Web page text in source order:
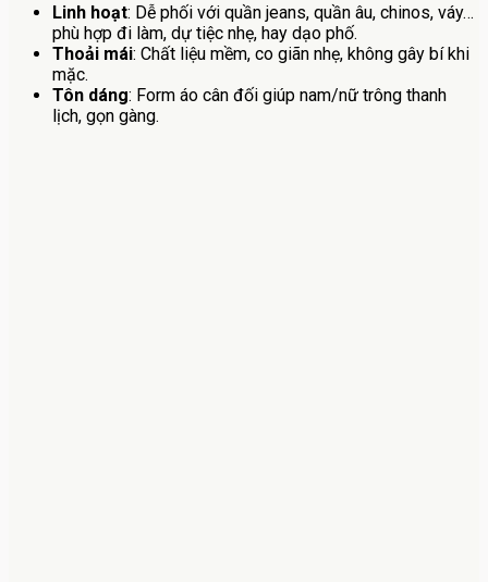
Linh hoạt: Dễ phối với quần jeans, quần âu, chinos, váy…
phù hợp đi làm, dự tiệc nhẹ, hay dạo phố.
Thoải mái: Chất liệu mềm, co giãn nhẹ, không gây bí khi
mặc.
Tôn dáng: Form áo cân đối giúp nam/nữ trông thanh
lịch, gọn gàng.